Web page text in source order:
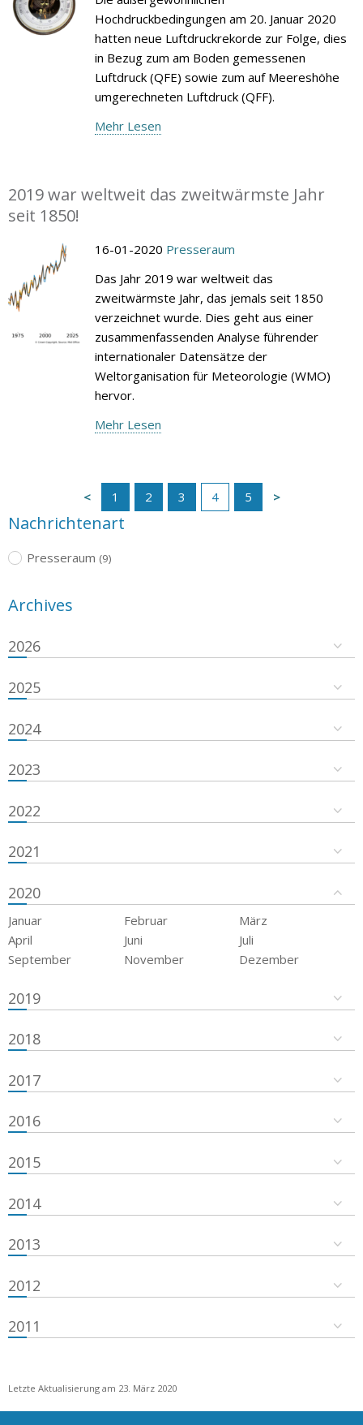
Hochdruckbedingungen am 20. Januar 2020
hatten neue Luftdruckrekorde zur Folge, dies
in Bezug zum am Boden gemessenen
Luftdruck (QFE) sowie zum auf Meereshöhe
umgerechneten Luftdruck (QFF).
Mehr Lesen
2019 war weltweit das zweitwärmste Jahr
seit 1850!
16-01-2020 Presseraum
Das Jahr 2019 war weltweit das
zweitwärmste Jahr, das jemals seit 1850
verzeichnet wurde. Dies geht aus einer
zusammenfassenden Analyse führender
internationaler Datensätze der
Weltorganisation für Meteorologie (WMO)
hervor.
Mehr Lesen
1 2 3 4 5
Nachrichtenart
Presseraum (9)
Archives
2026
2025
2024
2023
2022
2021
2020
Januar Februar
März
April
Juni
Juli
September
November Dezember
2019
2018
2017
2016
2015
2014
2013
2012
2011
Letzte Aktualisierung am 23. März 2020